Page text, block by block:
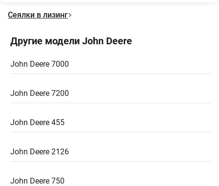
Сеялки в лизинг
Другие модели John Deere
John Deere 7000
John Deere 7200
John Deere 455
John Deere 2126
John Deere 750